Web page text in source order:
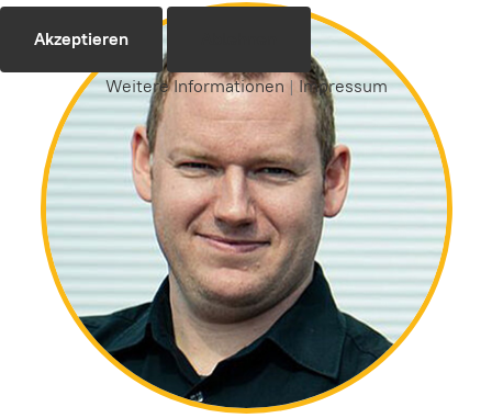
Akzeptieren
Weitere Informationen | Impressum